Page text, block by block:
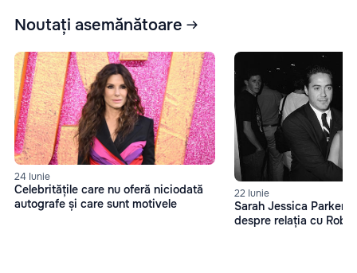
Noutați asemănătoare
24 Iunie
Celebritățile care nu oferă niciodată
autografe și care sunt motivele
22 Iunie
Sarah Jessica Parker,
despre relația cu